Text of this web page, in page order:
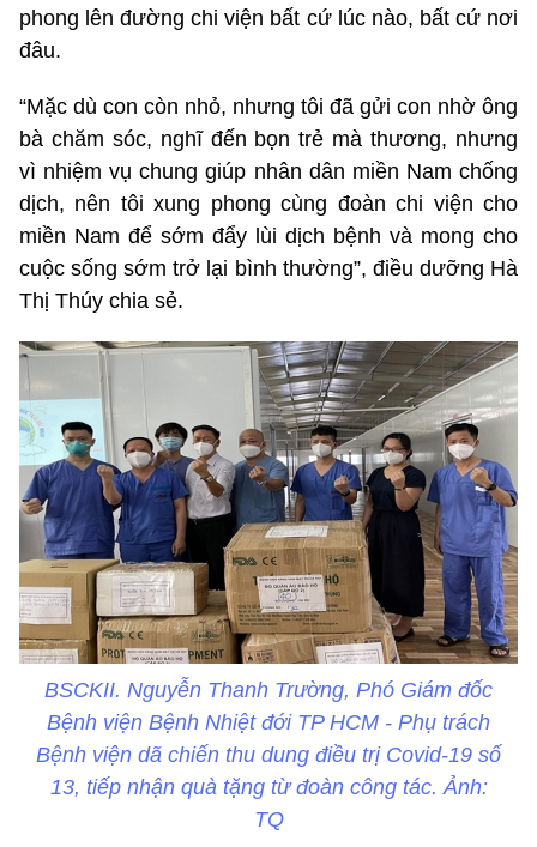
phong lên đường chi viện bất cứ lúc nào, bất cứ nơi
đâu.
“Mặc dù con còn nhỏ, nhưng tôi đã gửi con nhờ ông
bà chăm sóc, nghĩ đến bọn trẻ mà thương, nhưng
vì nhiệm vụ chung giúp nhân dân miền Nam chống
dịch, nên tôi xung phong cùng đoàn chi viện cho
miền Nam để sớm đẩy lùi dịch bệnh và mong cho
cuộc sống sớm trở lại bình thường”, điều dưỡng Hà
Thị Thúy chia sẻ.
BSCKII. Nguyễn Thanh Trường, Phó Giám đốc
Bệnh viện Bệnh Nhiệt đới TP HCM - Phụ trách
Bệnh viện dã chiến thu dung điều trị Covid-19 số
13, tiếp nhận quà tặng từ đoàn công tác. Ảnh:
TQ